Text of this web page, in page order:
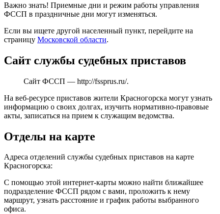
Важно знать! Приемные дни и режим работы управления
ФССП в праздничные дни могут изменяться.
Если вы ищете другой населенный пункт, перейдите на
страницу Московской области.
Сайт службы судебных приставов
Сайт ФССП — http://fssprus.ru/.
На веб-ресурсе приставов жители Красногорска могут узнать
информацию о своих долгах, изучить нормативно-правовые
акты, записаться на прием к служащим ведомства.
Отделы на карте
Адреса отделений службы судебных приставов на карте
Красногорска:
С помощью этой интернет-карты можно найти ближайшее
подразделение ФССП рядом с вами, проложить к нему
маршрут, узнать расстояние и график работы выбранного
офиса.